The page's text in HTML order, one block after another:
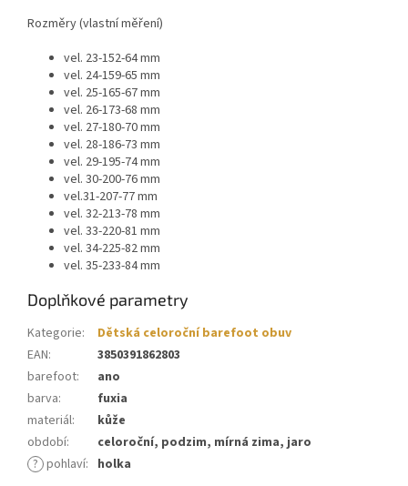
Rozměry (vlastní měření)
vel. 23-152-64 mm
vel. 24-159-65 mm
vel. 25-165-67 mm
vel. 26-173-68 mm
vel. 27-180-70 mm
vel. 28-186-73 mm
vel. 29-195-74 mm
vel. 30-200-76 mm
vel.31-207-77 mm
vel. 32-213-78 mm
vel. 33-220-81 mm
vel. 34-225-82 mm
vel. 35-233-84 mm
Doplňkové parametry
Kategorie:
Dětská celoroční barefoot obuv
EAN:
3850391862803
barefoot:
ano
barva:
fuxia
materiál:
kůže
období:
celoroční, podzim, mírná zima, jaro
? pohlaví: holka